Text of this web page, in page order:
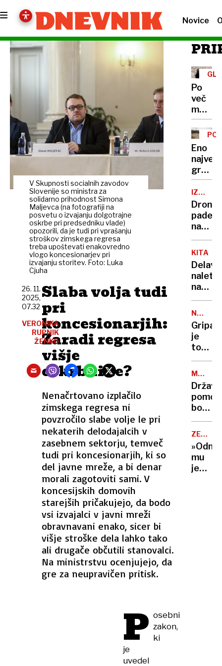
Novice
V Skupnosti socialnih zavodov
Slovenije so ministra za
solidarno prihodnost Simona
Maljevca (na fotografiji na
posvetu o izvajanju dolgotrajne
oskrbe pri predsedniku vlade)
opozorili, da je tudi pri vprašanju
stroškov zimskega regresa
treba upoštevati enakovredno
vlogo koncesionarjev pri
izvajanju storitev. Foto: Luka
Cjuha
Slaba volja tudi
pri
koncesionarjih:
Zaradi regresa
višje
oskrbnine?
Nenačrtovano izplačilo
zimskega regresa ni
povzročilo slabe volje le pri
nekaterih delodajalcih v
zasebnem sektorju, temveč
tudi pri koncesionarjih, ki so
del javne mreže, a bi denar
morali zagotoviti sami. V
koncesijskih domovih
starejših pričakujejo, da bodo
vsi izvajalci v javni mreži
obravnavani enako, sicer bi
višje stroške dela lahko tako
ali drugače občutili stanovalci.
Na ministrstvu ocenjujejo, da
gre za neupravičen pritisk.
26. 11.
2025,
07.32
VERONIKA
RUPNIK
ŽENKO
P osebni
zakon,
ki
je
uvedel
Po
več
je
končno
znano,
Drame
Ivana
Djilas
Eno
v
državi:
Bo
2027?
IZ
Dron
padel
na
hišo,
v
zraku
tudi
lovci
Delavci
na
zlato
v
166
evrov
Gripa
je
tokrat
precej
širi
se
med
otroki.
Veliko
je
tudi
covida-
19
JEZIK
pomoč
bodo
dobili
samo
rejci
ovc
ZELENO
VOZILO
mu
je